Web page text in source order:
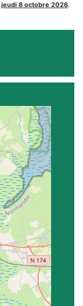
jeudi 8 octobre 2026.